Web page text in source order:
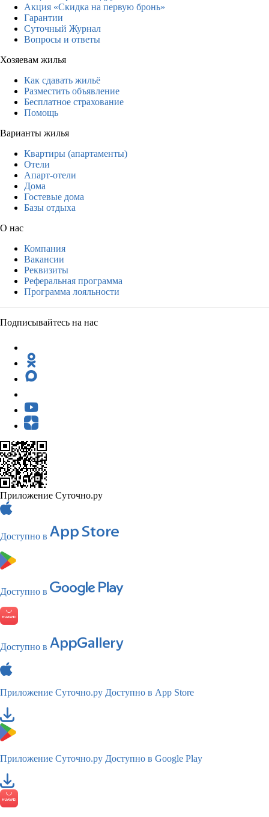
Акция «Скидка на первую бронь»
Гарантии
Суточный Журнал
Вопросы и ответы
Хозяевам жилья
Как сдавать жильё
Разместить объявление
Бесплатное страхование
Помощь
Варианты жилья
Квартиры (апартаменты)
Отели
Апарт-отели
Дома
Гостевые дома
Базы отдыха
О нас
Компания
Вакансии
Реквизиты
Реферальная программа
Программа лояльности
Подписывайтесь на нас
Приложение Суточно.ру
Доступно в
Доступно в
Доступно в
Приложение Суточно.ру Доступно в App Store
Приложение Суточно.ру Доступно в Google Play